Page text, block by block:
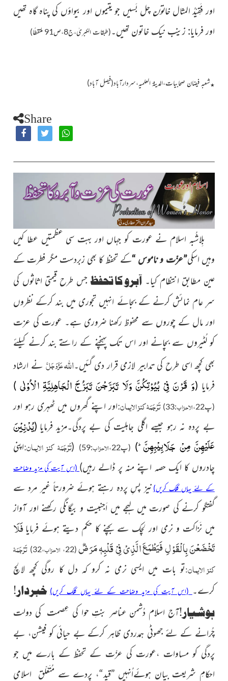
اور فَقِیْدُ المثال خاتونچل بَسیں جو یتیموں اور بیواؤں کی پناہ گاہ تھیں
اورفرمایا: زینب نیک خاتون تھیں۔(طبقات الکبریٰ،ج8،ص91 ملتقطًا)
٭شعبہ فیضان صحابیات،المدینۃ العلمیہ،سردارآباد(فیصل آباد)
Share
بِلاشُبہ اسلام نے عورت کو جہاں اور بہت سی عظمتیں عطا کیں
وہیں اسکی”عزّت و ناموس “کے تحفظکا بھی زبردست مگر فطرت کے
عین مطابق انتظام کیا۔ آبرو کا تحفظجس طرح قیمتی اثاثوں کی
سرِ عام نمائش کرنے کے بجائے انہیں تجوری میں بند کرکے نظروں
اور مال کے چوروں سے محفوظ رکھنا ضروری ہے۔ عورت کی عزت
کو لُٹیروں سے بچانے اور اس تک پہنچنے کے راستے بند کرنے کیلئے
بھی کچھ اسی طرح کی تدابیر لازمی قرار دی گئیں۔اللہعَزَّوَجَلَّ نے ارشاد
فرمایا (وَ قَرْنَ فِیْ بُیُوْتِكُنَّ وَلَا تَبَرَّجْنَ تَبَرُّجَ الْجَاهِلِیَّةِ الْاُوْلٰى )
(پ22، الاحزاب:33) تَرْجَمَۂ کنز الایمان:اور اپنے گھروں میں ٹھہری رہو اور
بے پردہ نہ رہو جیسے اگلی جاہلیت کی بے پردگی۔مزيد فرمایا (یُدْنِیْنَ
عَلَیْهِنَّ مِنْ جَلَابِیْبِهِنَّؕ-) (پ22، الاحزاب:59
)
(تَرْجَمَۂ کنز الایمان:اپنی
چادروں کا ایک حصہ اپنے منہ پر ڈالے رہیں) (اس آیت کی مزید وضاحت
کے لئے یہاں کلک کریں) نیز پسِ پردہ رہتے ہوئے ضرورتاً غیر مرد سے
گفتگو کرنے کی صورت میں لہجے میں اَجنبیت و بیگانگی رکھنے اور آواز
میں نَزاکت و نرمی اور لچک سے بچنے کا حکم دیتے ہوئے فرمایافَلَا
تَخْضَعْنَ بِالْقَوْلِ فَیَطْمَعَ الَّذِیْ فِیْ قَلْبِهٖ مَرَضٌ (22، الاحزاب،32 ) تَرْجَمَۂ
کنز الایمان:تو بات میں ایسی نرمی نہ کرو کہ دل کا روگی کچھ لالچ
کرے۔ (اس آیت کی مزید وضاحت کے لئے یہاں کلک کریں) خبردار!
ہوشیار!آج اسلام دُشمن عناصر بنتِ حوا کی عِصمت کی دولت
چُرانے کے لئے جھوٹی ہمدردی ظاہر کرکےبے حیائی کو فیشن، بے
پردگی کو مساوات ،عورت کی عزّت کے تحفظ کے بارے میں جو
احکامِ شریعت بیان ہوئےاُنہیں ”قید“، پردے سے مُتَعَلّق اسلامی